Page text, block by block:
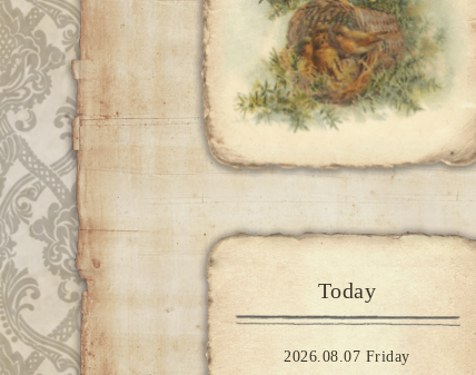
Today
2026.08.07 Friday